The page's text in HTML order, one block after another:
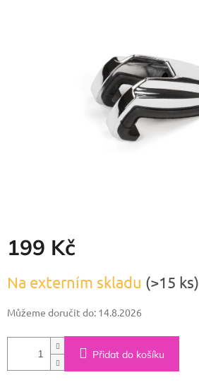
199 Kč
cena:
Na externím skladu (>15 ks)
Můžeme doručit do: 14.8.2026
Přidat do košíku